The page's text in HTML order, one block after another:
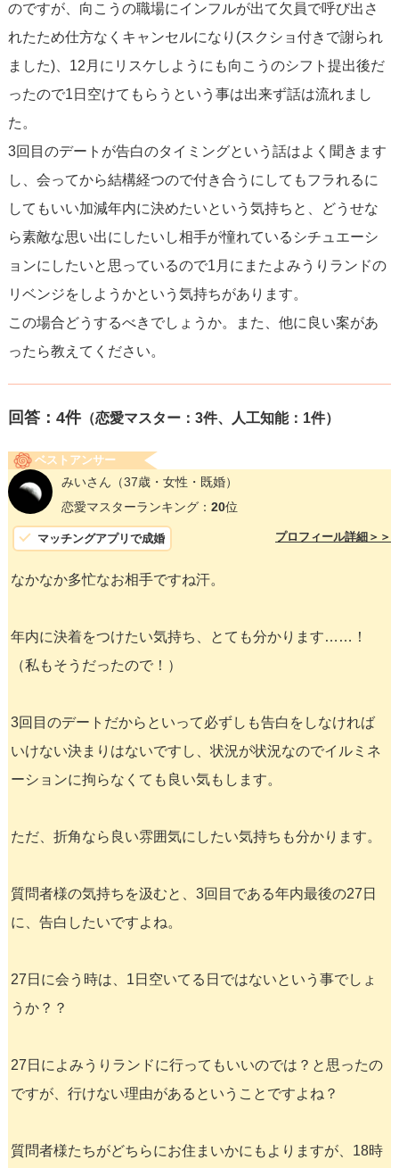
のですが、向こうの職場にインフルが出て欠員で呼び出さ
れたため仕方なくキャンセルになり(スクショ付きで謝られ
ました)、12月にリスケしようにも向こうのシフト提出後だ
ったので1日空けてもらうという事は出来ず話は流れまし
た。
3回目のデートが告白のタイミングという話はよく聞きます
し、会ってから結構経つので付き合うにしてもフラれるに
してもいい加減年内に決めたいという気持ちと、どうせな
ら素敵な思い出にしたいし相手が憧れているシチュエーシ
ョンにしたいと思っているので1月にまたよみうりランドの
リベンジをしようかという気持ちがあります。
この場合どうするべきでしょうか。また、他に良い案があ
ったら教えてください。
回答： 4件（恋愛マスター：3件、人工知能：1件）
ベストアンサー
みいさん （37歳・女性・既婚）
恋愛マスターランキング： 20位
マッチングアプリで成婚 プロフィール詳細＞＞
なかなか多忙なお相手ですね汗。
年内に決着をつけたい気持ち、とても分かります……！
（私もそうだったので！）
3回目のデートだからといって必ずしも告白をしなければ
いけない決まりはないですし、状況が状況なのでイルミネ
ーションに拘らなくても良い気もします。
ただ、折角なら良い雰囲気にしたい気持ちも分かります。
質問者様の気持ちを汲むと、3回目である年内最後の27日
に、告白したいですよね。
27日に会う時は、1日空いてる日ではないという事でしょ
うか？？
27日によみうりランドに行ってもいいのでは？と思ったの
ですが、行けない理由があるということですよね？
質問者様たちがどちらにお住まいかにもよりますが、18時